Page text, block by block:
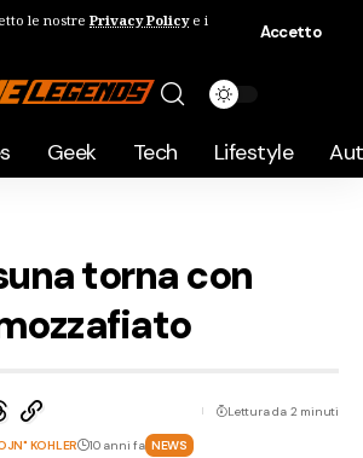
le nostre Privacy Policye i
Accetto
Geek Tech Lifestyle
torna con
KOHLER 10 anni fa NEWS
Lettura da 2 minuti